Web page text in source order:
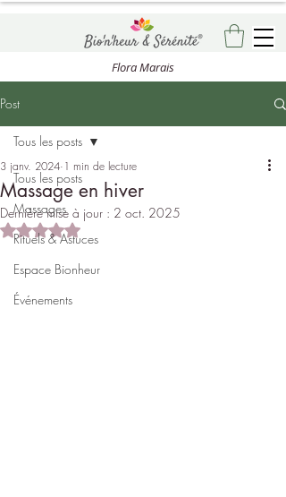
Flora Marais
Post
Tous les posts
Massages
Rituels & Astuces
Espace Bionheur
Événements
Tous les posts
Massage en hiver
3 janv. 2024 1 min de lecture
Dernière mise à jour : 2 oct. 2025
Noté NaN étoiles sur 5.